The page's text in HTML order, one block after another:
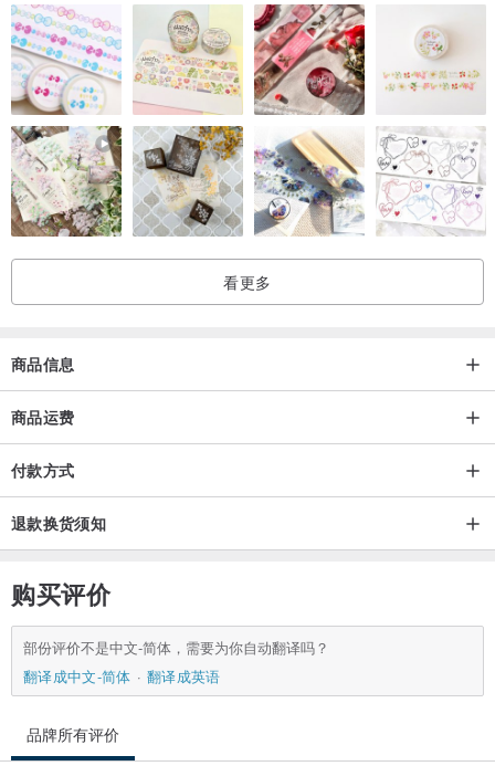
看更多
商品信息
商品运费
付款方式
退款换货须知
购买评价
部份评价不是中文-简体，需要为你自动翻译吗？
翻译成中文-简体
翻译成英语
品牌所有评价